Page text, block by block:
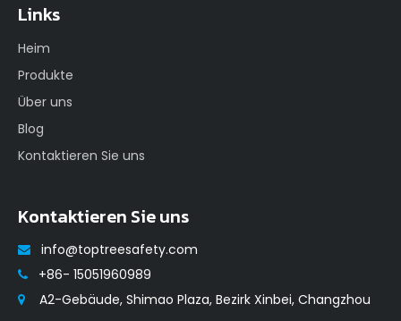
Links
Heim
Produkte
Über uns
Blog
Kontaktieren Sie uns
Kontaktieren Sie uns
 info@toptreesafety.com
 +86- 15051960989
 A2-Gebäude, Shimao Plaza, Bezirk Xinbei, Changzhou